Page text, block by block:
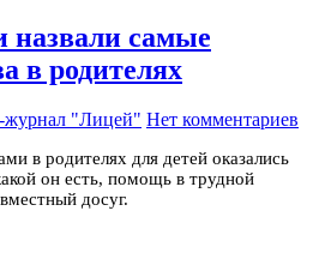
назвали самые
в родителях
журнал "Лицей" Нет комментариев
в родителях для детей оказались
он есть, помощь в трудной
досуг.